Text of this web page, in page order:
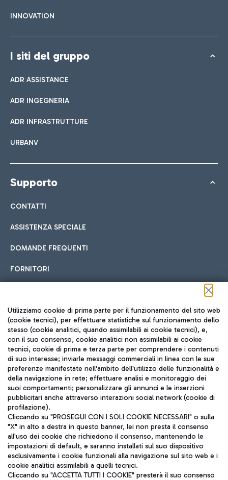
INNOVATION
I siti del gruppo
ADR ASSISTANCE
ADR INGEGNERIA
ADR INFRASTRUTTURE
URBANV
Supporto
CONTATTI
ASSISTENZA SPECIALE
DOMANDE FREQUENTI
FORNITORI
Seguici sui social
TRAVEL JOURNAL
ITA
Aeroporti di Roma S.p.A. - Società soggetta a direzione e
coordinamento di Mundys S.p.A.
Utilizziamo cookie di prima parte per il funzionamento del sito web
(cookie tecnici), per effettuare statistiche sul funzionamento dello
stesso (cookie analitici, quando assimilabili ai cookie tecnici), e,
con il suo consenso, cookie analitici non assimilabili ai cookie
tecnici, cookie di prima e terza parte per comprendere i contenuti
di suo interesse; inviarle messaggi commerciali in linea con le sue
preferenze manifestate nell'ambito dell'utilizzo delle funzionalità e
della navigazione in rete; effettuare analisi e monitoraggio dei
suoi comportamenti; personalizzare gli annunci e le inserzioni
pubblicitari anche attraverso interazioni social network (cookie di
profilazione).
Cliccando su "PROSEGUI CON I SOLI COOKIE NECESSARI" o sulla
"X" in alto a destra in questo banner, lei non presta il consenso
all'uso dei cookie che richiedono il consenso, mantenendo le
impostazioni di default, e saranno installati sul suo dispositivo
esclusivamente i cookie funzionali alla navigazione sul sito web e i
cookie analitici assimilabili a quelli tecnici.
Cliccando su "ACCETTA TUTTI I COOKIE" presterà il suo consenso